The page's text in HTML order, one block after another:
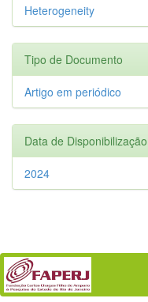
Heterogeneity
Tipo de Documento
Artigo em periódico
Data de Disponibilização
2024